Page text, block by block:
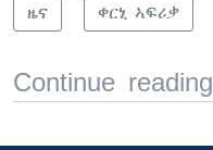
ዜና ቀርኒ ኣፍሪቃ
Continue reading